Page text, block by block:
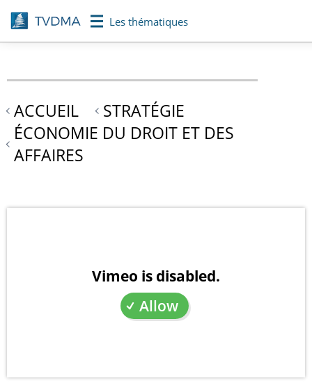
Aller
au
contenu
Les thématiques
ACCUEIL
STRATÉGIE
ÉCONOMIE DU DROIT ET DES
AFFAIRES
Vimeo is disabled.
Allow